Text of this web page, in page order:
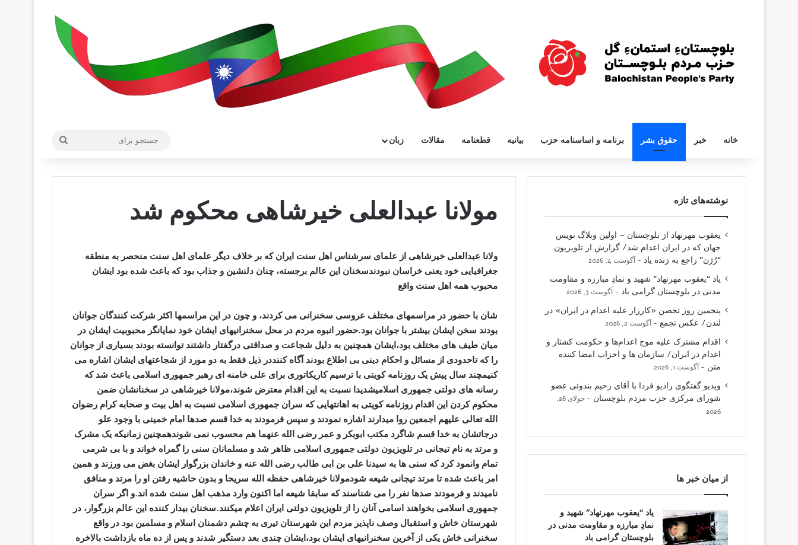
خانه خبر حقوق بشر برنامه و اساسنامه حزب بیانیه قطعنامه مقالات زبان
مولانا عبدالعلی خیرشاهی محکوم شد
ولانا عبدالعلی خیرشاهی از علمای سرشناس اهل سنت ایران که بر خلاف دیگر علمای اهل سنت منحصر به منطقه
جغرافیایی خود یعنی خراسان نبودندسخنان این عالم برجسته، چنان دلنشین و جذاب بود که باعث شده بود ایشان
محبوب همه اهل سنت واقع
شان با حضور در مراسمهای مختلف عروسی سخنرانی می کردند، و چون در این مراسمها اکثر شرکت کنندگان جوانان
بودند سخن ایشان بیشتر با جوانان بود.حضور انبوه مردم در محل سخنرانیهای ایشان خود نمایانگر محبوبیت ایشان در
میان طیف های مختلف بود،ایشان همچنین به دلیل شجاعت و صداقتی درگفتار داشتند توانسته بودند بسیاری از جوانان
را که تاحدودی از مسائل و احکام دینی بی اطلاع بودند آگاه کننددر ذیل فقط به دو مورد از شجاعتهای ایشان اشاره می
کنیمچند سال پیش یک روزنامه کویتی با ترسیم کاریکاتوری برای علی خامنه ای رهبر جمهوری اسلامی باعث شد که
رسانه های دولتی جمهوری اسلامیشدیدا نسبت به این اقدام معترض شوند،مولانا خیرشاهی در سخنانشان ضمن
محکوم کردن این اقدام روزنامه کویتی به اهانتهایی که سران جمهوری اسلامی نسبت به اهل بیت و صحابه کرام رضوان
الله تعالی علیهم اجمعین روا میدارند اشاره نمودند و سپس فرمودند به خدا قسم صدها امام خمینی با وجود علو
درجاتشان به خدا قسم شاگرد مکتب ابوبکر و عمر رضی الله عنهما هم محسوب نمی شوندهمچنین زمانیکه یک مشرک
و مرتد به نام تیجانی در تلویزیون دولتی جمهوری اسلامی ظاهر شد و مسلمانان سنی را گمراه خواند و با بی شرمی
تمام وانمود کرد که سنی ها به سیدنا علی بن ابی طالب رضی الله عنه و خاندان بزرگوار ایشان بغض می ورزند و همین
امر باعث شده تا مرتد تیجانی شیعه شودمولانا خیرشاهی حفظه الله سریحا و بدون حاشیه رفتن او را مرتد و منافق
نامیدند و فرمودند صدها نفر را می شناسند که سابقا شیعه اما اکنون وارد مذهب اهل سنت شده اند.و اگر سران
جمهوری اسلامی بخواهند اسامی آنان را از تلویزیون دولتی ایران اعلام میکنند.سخنان بیدار کننده این عالم بزرگوار، در
شهرستان خاش و استقبال وصف ناپذیر مردم این شهرستان تیری به چشم دشمنان اسلام و مسلمین بود در واقع
سخنرانی خاش یکی از آخرین سخنرانیهای ایشان بود،ایشان چندی بعد دستگیر شدند و پس از ده ماه بازداشت بالاخره
نوشته‌های تازه
یعقوب مهرنهاد از بلوچستان – اولین وبلاگ نویس
جهان که در ایران اعدام شد/ گزارش از تلویزیون
“رُژن” راجع به زنده یاد
آگوست 4, 2026
یاد “یعقوب مهرنهاد” شهید و نمادِ مبارزه و مقاومت
مدنی در بلوچستان گرامی باد
آگوست 3, 2026
پنجمین روز تحصن «کارزار علیه اعدام در ایران» در
لندن/ عکس تجمع
آگوست 2, 2026
اقدام مشترک علیه موج اعدام‌ها و حکومت کشتار و
اعدام در ایران/ سازمان ها و احزاب امضا کننده
متن
آگوست 1, 2026
ویدیو گفتگوی رادیو فردا با آقای رحیم بندوئی عضو
شورای مرکزی حزب مردم بلوچستان
جولای 28,
2026
از میان خبر ها
یاد “یعقوب مهرنهاد” شهید و
نمادِ مبارزه و مقاومت مدنی در
بلوچستان گرامی باد